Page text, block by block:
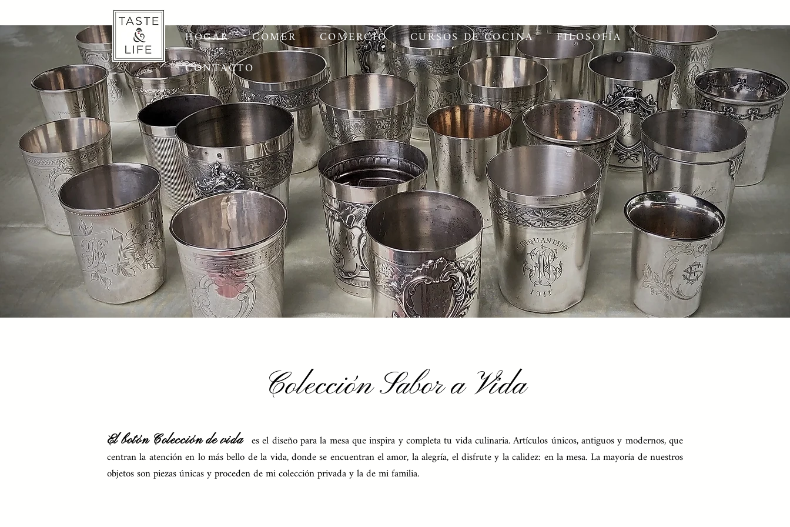
HOGAR COMER COMERCIO CURSOS DE COCINA
FILOSOFÍA
CONTACTO
Colección Sabor a Vida
El botón Colección de vida es el diseño para la mesa que inspira y completa tu vida culinaria. Artículos únicos, antiguos y modernos, que
centran la atención en lo más bello de la vida, donde se encuentran el amor, la alegría, el disfrute y la calidez: en la mesa. La mayoría de nuestros
objetos son piezas únicas y proceden de mi colección privada y la de mi familia.